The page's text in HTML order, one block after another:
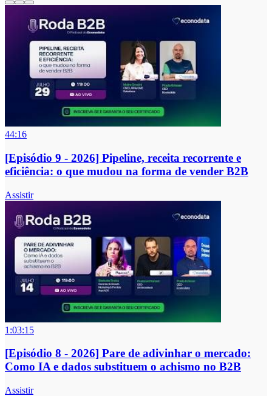
44:16
[Episódio 9 - 2026] Pipeline, receita recorrente e
eficiência: o que mudou na forma de vender B2B
Assistir
1:03:15
[Episódio 8 - 2026] Pare de adivinhar o mercado:
Como IA e dados substituem o achismo no B2B
Assistir